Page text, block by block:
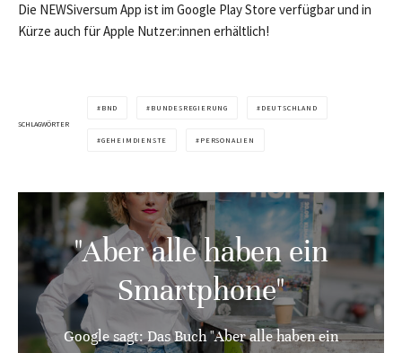
Die NEWSiversum App ist im Google Play Store verfügbar und in
Kürze auch für Apple Nutzer:innen erhältlich!
SCHLAGWÖRTER
BND BUNDESREGIERUNG DEUTSCHLAND
GEHEIMDIENSTE PERSONALIEN
"Aber alle haben ein
Smartphone"
Google sagt: Das Buch "Aber alle haben ein